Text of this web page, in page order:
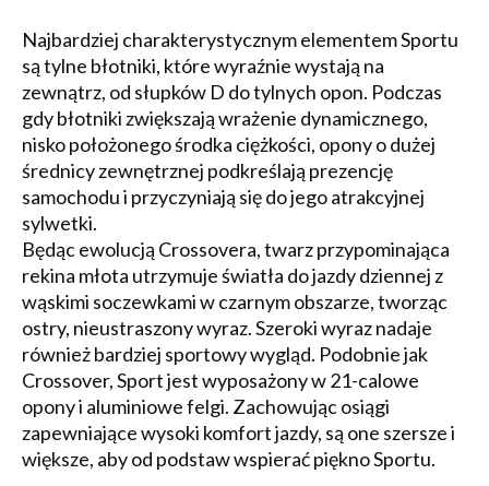
Najbardziej charakterystycznym elementem Sportu
są tylne błotniki, które wyraźnie wystają na
zewnątrz, od słupków D do tylnych opon. Podczas
gdy błotniki zwiększają wrażenie dynamicznego,
nisko położonego środka ciężkości, opony o dużej
średnicy zewnętrznej podkreślają prezencję
samochodu i przyczyniają się do jego atrakcyjnej
sylwetki.
Będąc ewolucją Crossovera, twarz przypominająca
rekina młota utrzymuje światła do jazdy dziennej z
wąskimi soczewkami w czarnym obszarze, tworząc
ostry, nieustraszony wyraz. Szeroki wyraz nadaje
również bardziej sportowy wygląd. Podobnie jak
Crossover, Sport jest wyposażony w 21-calowe
opony i aluminiowe felgi. Zachowując osiągi
zapewniające wysoki komfort jazdy, są one szersze i
większe, aby od podstaw wspierać piękno Sportu.